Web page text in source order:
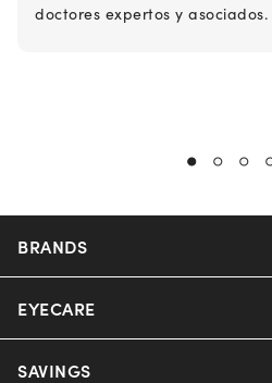
doctores expertos y asociados.
BRANDS
Nuance Audio
Ray-Ban
EYECARE
Our Eyeglasses
SAVINGS